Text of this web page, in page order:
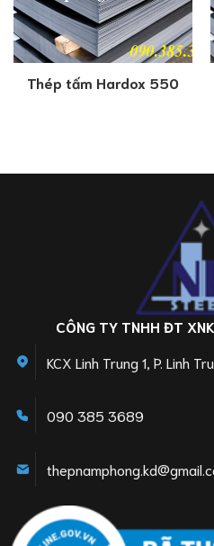
Thép tấm Hardox 550
CÔNG TY TNHH ĐT
KCX Linh Trung 1, P. Linh
090 385 3689